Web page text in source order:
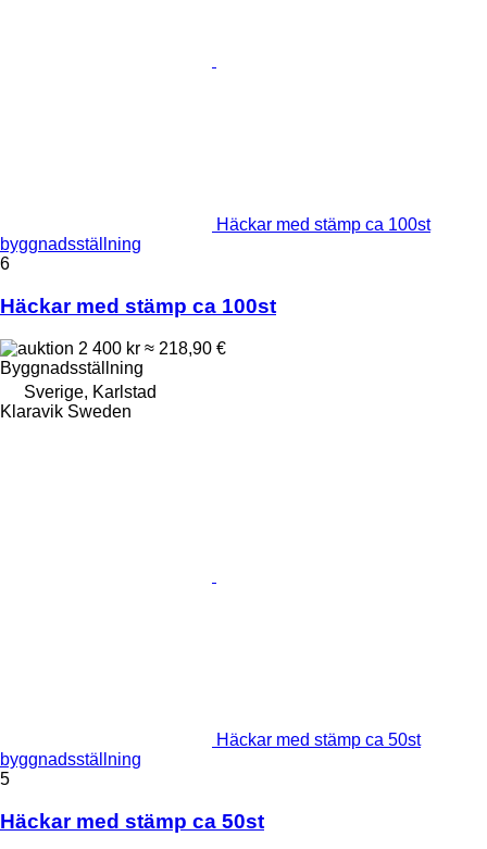
Häckar med stämp ca 100st
byggnadsställning
6
Häckar med stämp ca 100st
2 400 kr ≈ 218,90 €
Byggnadsställning
Sverige, Karlstad
Klaravik Sweden
Häckar med stämp ca 50st
byggnadsställning
5
Häckar med stämp ca 50st